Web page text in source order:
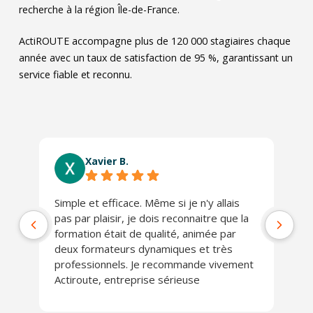
recherche à la région Île-de-France.
ActiROUTE accompagne plus de 120 000 stagiaires chaque
année avec un taux de satisfaction de 95 %, garantissant un
service fiable et reconnu.
Xavier B.
Simple et efficace. Même si je n'y allais
pas par plaisir, je dois reconnaitre que la
formation était de qualité, animée par
deux formateurs dynamiques et très
professionnels. Je recommande vivement
Actiroute, entreprise sérieuse